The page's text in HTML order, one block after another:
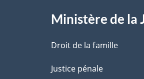
l
a
p
Ministère de la
Droit de la famille
Justice pénale